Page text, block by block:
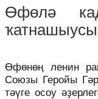
Өфөлә
Өфөнөң ленин
Союзы Геройы
тәүге осоу